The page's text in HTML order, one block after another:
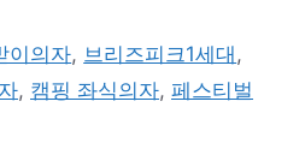
이의자, 브리즈피크1세대 ,
, 캠핑 좌식의자, 페스티벌